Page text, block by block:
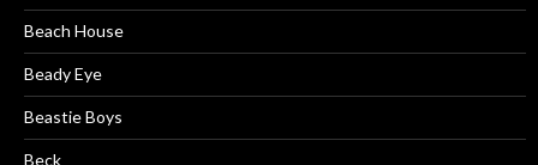
Beach House
Beady Eye
Beastie Boys
Beck